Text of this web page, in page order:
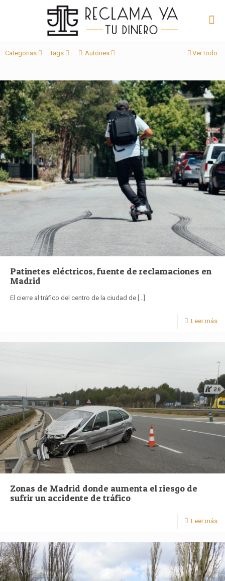
Categorias Tags Autories Ver todo
Patinetes eléctricos, fuente de reclamaciones en
Madrid
El cierre al tráfico del centro de la ciudad de […]
Leer más
Zonas de Madrid donde aumenta el riesgo de
sufrir un accidente de tráfico
Leer más